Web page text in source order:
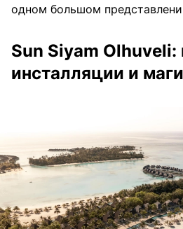
одном большом
Sun Siyam
инсталляции и